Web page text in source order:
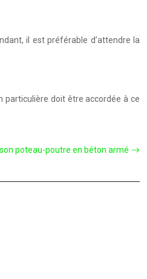
il est préférable d’attendre la
particulière doit être accordée à ce
poteau-poutre en béton armé